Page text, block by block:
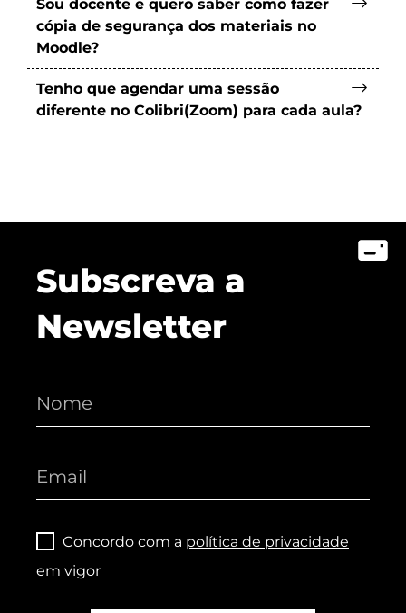
Sou docente e quero saber como fazer
cópia de segurança dos materiais no
Moodle?
Tenho que agendar uma sessão
diferente no Colibri(Zoom) para cada aula?
Subscreva a
Newsletter
Concordo com a política de privacidade
em vigor